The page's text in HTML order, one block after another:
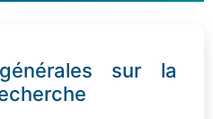
sur la